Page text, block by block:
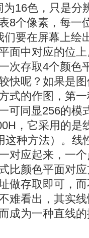
16色，只是分
8个像素，每一
们要在屏幕上绘
面中对应的位
次存取4个颜色
快呢？如果是
式的作图，第
可同显256的模
，它采用的是
这种方法）。线
对应起来，一
比颜色平面对
做存取即可，
难看出，其实
成为一种直线